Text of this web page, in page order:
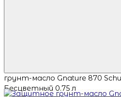
грунт-масло Gnature 870
Бесцветный 0.75 л